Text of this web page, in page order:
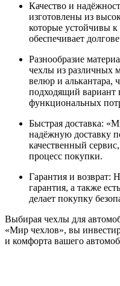
Качество и
изготовлены из
которые устойчивы
обеспечивает
Разнообразие
чехлы из различных
велюр и алькантара,
подходящий вариант
функциональных
Быстрая доставка:
надёжную доставку
качественный
процесс покупки.
Гарантия и возврат:
гарантия, а также
делает покупку
Выбирая чехлы для
«Мир чехлов», вы
и комфорта вашего